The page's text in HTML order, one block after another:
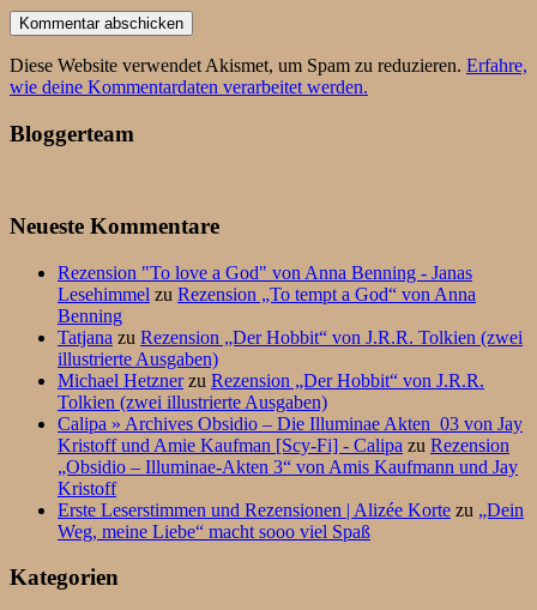
Diese Website verwendet Akismet, um Spam zu reduzieren. Erfahre,
wie deine Kommentardaten verarbeitet werden.
Bloggerteam
Neueste Kommentare
Rezension "To love a God" von Anna Benning - Janas
Lesehimmel zu Rezension „To tempt a God“ von Anna
Benning
Tatjana zu Rezension „Der Hobbit“ von J.R.R. Tolkien (zwei
illustrierte Ausgaben)
Michael Hetznerzu Rezension „Der Hobbit“ von J.R.R.
Tolkien (zwei illustrierte Ausgaben)
Calipa » Archives Obsidio – Die Illuminae Akten_03 von Jay
Kristoff und Amie Kaufman [Scy-Fi] - Calipa zu Rezension
„Obsidio – Illuminae-Akten 3“ von Amis Kaufmann und Jay
Kristoff
Erste Leserstimmen und Rezensionen | Alizée Korte zu „Dein
Weg, meine Liebe“ macht sooo viel Spaß
Kategorien